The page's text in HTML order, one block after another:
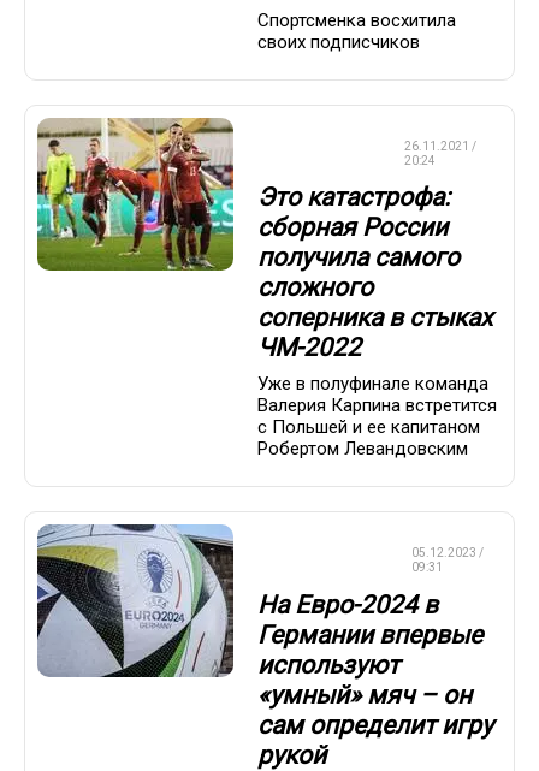
Спортсменка восхитила
своих подписчиков
26.11.2021 /
20:24
Это катастрофа:
сборная России
получила самого
сложного
соперника в стыках
ЧМ-2022
Уже в полуфинале команда
Валерия Карпина встретится
с Польшей и ее капитаном
Робертом Левандовским
05.12.2023 /
09:31
На Евро-2024 в
Германии впервые
используют
«умный» мяч – он
сам определит игру
рукой